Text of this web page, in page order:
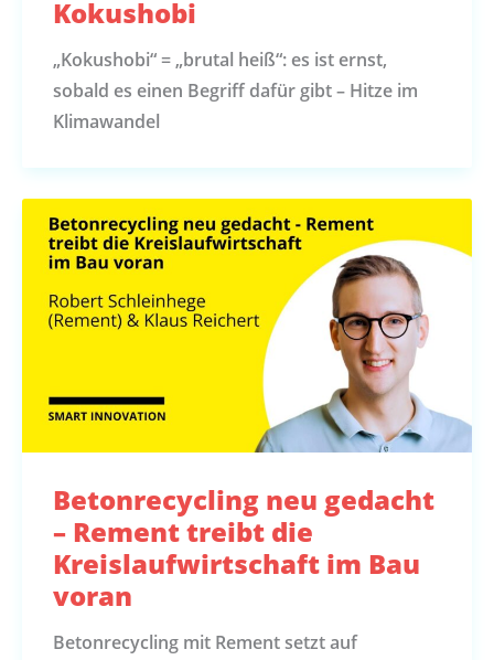
Kokushobi
„Kokushobi“ = „brutal heiß“: es ist ernst,
sobald es einen Begriff dafür gibt – Hitze im
Klimawandel
Betonrecycling neu gedacht
– Rement treibt die
Kreislaufwirtschaft im Bau
voran
Betonrecycling mit Rement setzt auf